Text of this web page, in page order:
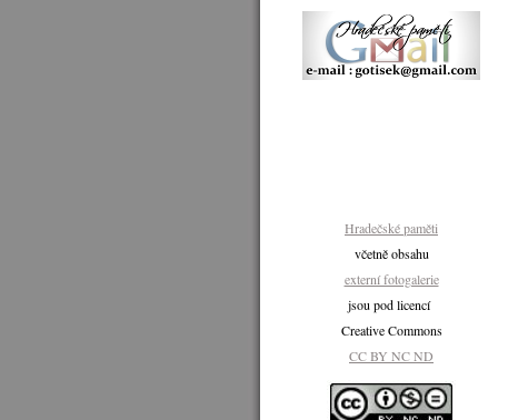
Hradečské paměti
včetně obsahu
externí fotogalerie
jsou pod licencí
Creative Commons
CC BY NC ND